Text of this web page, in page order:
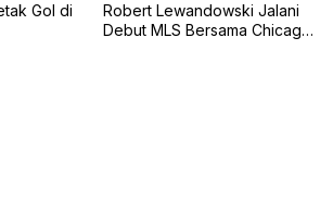
Gol di
Robert Lewandowski Jalani
Debut MLS Bersama Chicago